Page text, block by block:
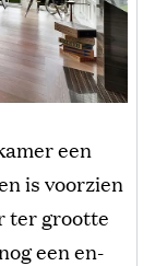
een
is voorzien
ter grootte
een en-